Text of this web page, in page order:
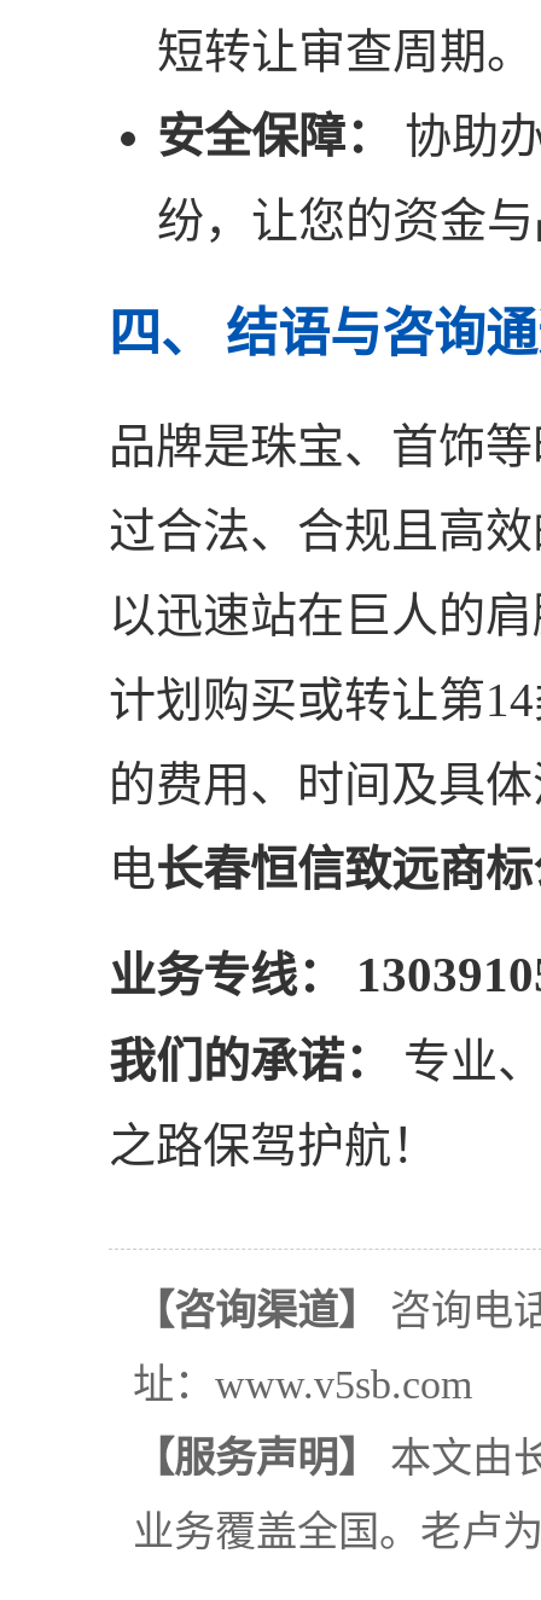
短转让审查周期。
安全保障：
协助
纷，让您的资金
四、 结语与咨询
品牌是珠宝、首饰
过合法、合规且高
以迅速站在巨人的
计划购买或转让第
的费用、时间及具
电长春恒信致远商
业务专线：
我们的承诺：
专业
之路保驾护航！
【咨询渠道】
咨询电
址：www.v5sb.com
【服务声明】
本文由
业务覆盖全国。老卢